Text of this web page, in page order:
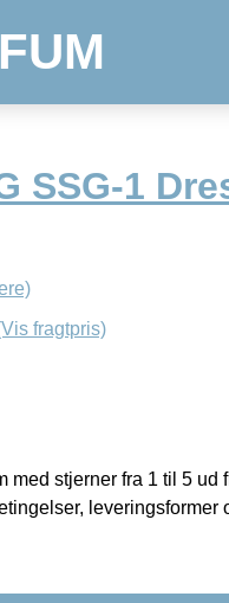
SSG-1
fragtpris)
stjerner fra 1 til 5 ud
leveringsformer